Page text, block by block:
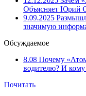
Объясняет Юрий
9.09.2025
значимую
Обсуждаемое
8.08 Почему
водителю? И кому
Почитать